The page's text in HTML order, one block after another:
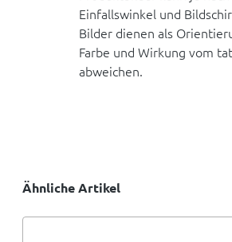
Einfallswinkel und
Bilder dienen als
Farbe und Wirkung vom
abweichen.
Ähnliche Artikel